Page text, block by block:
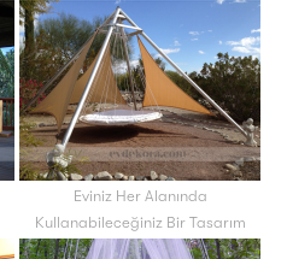
Eviniz Her Alanında
Kullanabileceğiniz Bir Tasarım